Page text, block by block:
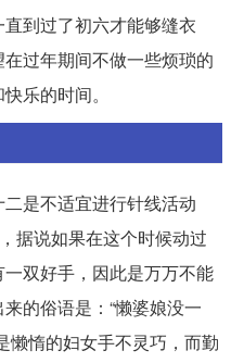
到过了初六才能够缝衣
过年期间不做一些烦琐的
乐的时间。
是不适宜进行针线活动
据说如果在这个时候动过
双好手，因此是万万不能
的俗语是：“懒婆娘没一
懒惰的妇女手不灵巧，而勤